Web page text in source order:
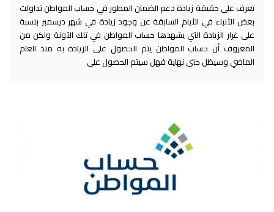
تعرف على حقيقة زيادة دعم الضمان المطور في حساب المواطن تداولت
بعض الأنباء في الأيام السابقة عن وجود زيادة في شهر ديسمبر بنسبة
على غرار الزيادة التي يشهدها حساب المواطن في تلك الآونة ولكن من
المعروف أن حساب المواطن يتم الحصول على الزيادة به منذ العام
الماضي وسيظل حتى نهاية فهل سيتم الحصول على